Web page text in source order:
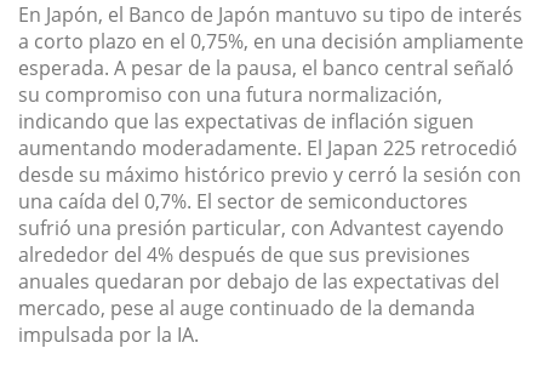
En Japón, el Banco de Japón mantuvo su tipo de interés
a corto plazo en el 0,75%, en una decisión ampliamente
esperada. A pesar de la pausa, el banco central señaló
su compromiso con una futura normalización,
indicando que las expectativas de inflación siguen
aumentando moderadamente. El Japan 225 retrocedió
desde su máximo histórico previo y cerró la sesión con
una caída del 0,7%. El sector de semiconductores
sufrió una presión particular, con Advantest cayendo
alrededor del 4% después de que sus previsiones
anuales quedaran por debajo de las expectativas del
mercado, pese al auge continuado de la demanda
impulsada por la IA.